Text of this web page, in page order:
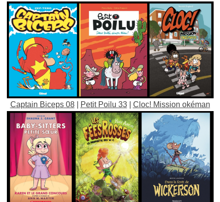
Captain Biceps 08| Petit Poilu 33| Cloc! Mission okéman